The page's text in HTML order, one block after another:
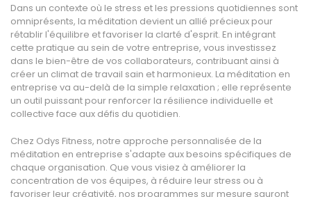
Dans un contexte où le stress et les pressions quotidiennes sont
omniprésents, la méditation devient un allié précieux pour
rétablir l'équilibre et favoriser la clarté d'esprit. En intégrant
cette pratique au sein de votre entreprise, vous investissez
dans le bien-être de vos collaborateurs, contribuant ainsi à
créer un climat de travail sain et harmonieux. La méditation en
entreprise va au-delà de la simple relaxation ; elle représente
un outil puissant pour renforcer la résilience individuelle et
collective face aux défis du quotidien.
Chez Odys Fitness, notre approche personnalisée de la
méditation en entreprise s'adapte aux besoins spécifiques de
chaque organisation. Que vous visiez à améliorer la
concentration de vos équipes, à réduire leur stress ou à
favoriser leur créativité, nos programmes sur mesure sauront